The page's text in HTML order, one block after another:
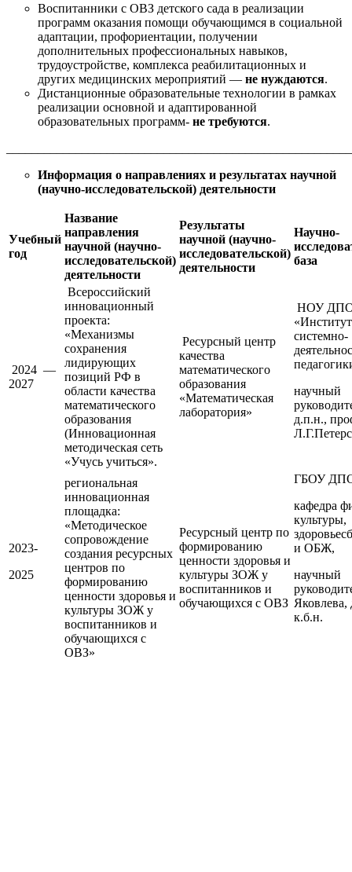
Воспитанники с ОВЗ детского сада в реализации
программ оказания помощи обучающимся в социальной
адаптации, профориентации, получении
дополнительных профессиональных навыков,
трудоустройстве, комплекса реабилитационных и
других медицинских мероприятий — не нуждаются.
Дистанционные образовательные технологии в рамках
реализации основной и адаптированной
образовательных программ- не требуются.
Информация о направлениях и результатах научной
(научно-исследовательской) деятельности
Учебный
год
Название
направления
научной (научно-
исследовательской)
деятельности
Результаты
научной (научно-
исследовательской)
деятельности
Научно-
база
2024 —
2027
Всероссийский
инновационный
проекта:
«Механизмы
сохранения
лидирующих
позиций РФ в
области качества
математического
образования
(Инновационная
методическая сеть
«Учусь учиться».
Ресурсный центр
качества
математического
образования
«Математическая
лаборатория»
НОУ
«Институт
системно-
научный
д.п.н.,
2023-
2025
региональная
инновационная
площадка:
«Методическое
сопровождение
создания ресурсных
центров по
формированию
ценности здоровья и
культуры ЗОЖ у
воспитанников и
обучающихся с
ОВЗ»
Ресурсный центр по
формированию
ценности здоровья и
культуры ЗОЖ у
воспитанников и
обучающихся с ОВЗ
ГБОУ
кафедра
культуры,
и ОБЖ,
научный
Яковлева,
к.б.н.